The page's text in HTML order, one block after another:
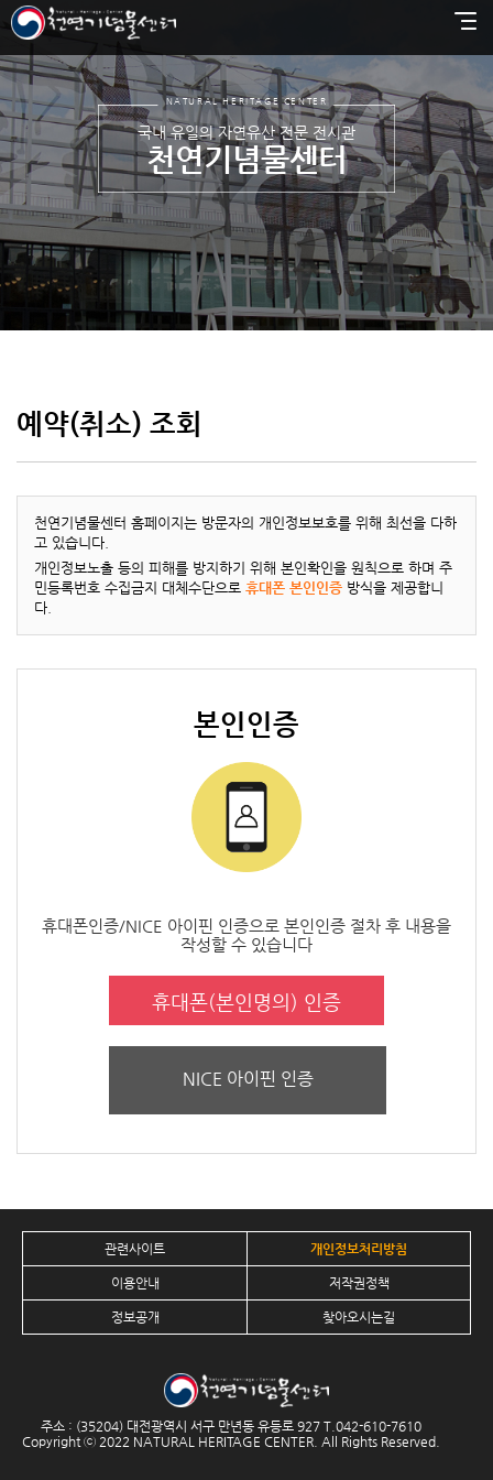
NATURAL HERITAGE CENTER
국내 유일의 자연유산 전문 전시관
천연기념물센터
예약(취소) 조회
천연기념물센터 홈페이지는 방문자의 개인정보보호를 위해 최선을 다하
고 있습니다.
개인정보노출 등의 피해를 방지하기 위해 본인확인을 원칙으로 하며 주
민등록번호 수집금지 대체수단으로 휴대폰 본인인증 방식을 제공합니
다.
본인인증
휴대폰인증/NICE 아이핀 인증으로 본인인증 절차 후 내용을
작성할 수 있습니다
휴대폰(본인명의) 인증
NICE 아이핀 인증
관련사이트 개인정보처리방침
이용안내 저작권정책
정보공개 찾아오시는길
주소 : (35204) 대전광역시 서구 만년동 유등로 927 T. 042-610-7610
Copyright ⓒ 2022 NATURAL HERITAGE CENTER. All Rights Reserved.